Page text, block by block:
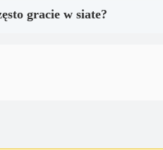
gracie w siate?